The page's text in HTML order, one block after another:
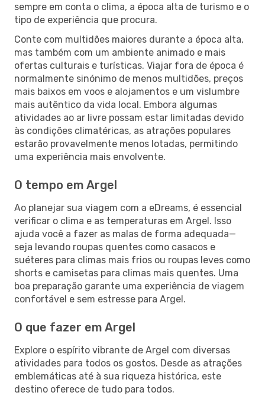
sempre em conta o clima, a época alta de turismo e o
tipo de experiência que procura.
Conte com multidões maiores durante a época alta,
mas também com um ambiente animado e mais
ofertas culturais e turísticas. Viajar fora de época é
normalmente sinónimo de menos multidões, preços
mais baixos em voos e alojamentos e um vislumbre
mais autêntico da vida local. Embora algumas
atividades ao ar livre possam estar limitadas devido
às condições climatéricas, as atrações populares
estarão provavelmente menos lotadas, permitindo
uma experiência mais envolvente.
O tempo em Argel
Ao planejar sua viagem com a eDreams, é essencial
verificar o clima e as temperaturas em Argel. Isso
ajuda você a fazer as malas de forma adequada—
seja levando roupas quentes como casacos e
suéteres para climas mais frios ou roupas leves como
shorts e camisetas para climas mais quentes. Uma
boa preparação garante uma experiência de viagem
confortável e sem estresse para Argel.
O que fazer em Argel
Explore o espírito vibrante de Argel com diversas
atividades para todos os gostos. Desde as atrações
emblemáticas até à sua riqueza histórica, este
destino oferece de tudo para todos.